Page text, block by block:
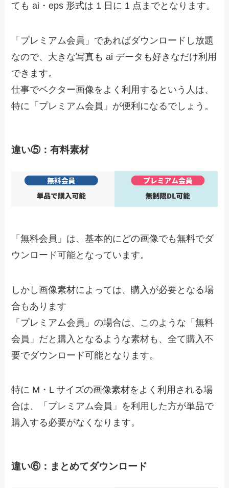
ても ai・eps 形式は 1 日に 1 点までとなります。
「プレミアム会員」であればダウンロードし放題
なので、大きな写真も ai データも好きなだけ利用
できます。
仕事でベクター画像をよく利用するという人は、
特に「プレミアム会員」が便利になるでしょう。
違い⑤：有料素材
「無料会員」は、基本的にどの画像でも無料でダ
ウンロード可能となっています。
しかし画像素材によっては、購入が必要となる場
合もあります
「プレミアム会員」の場合は、このような「無料
会員」だと購入となるような素材も、全て購入不
要でダウンロード可能となります。
特に M・L サイズの画像素材をよく利用される場
合は、「プレミアム会員」を利用した方が単品で
購入する必要がなくなります。
違い⑥：まとめてダウンロード